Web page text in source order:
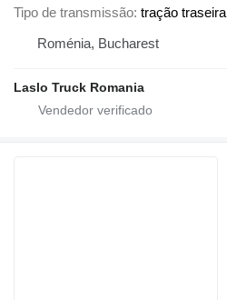
Tipo de transmissão tração traseira
Roménia, Bucharest
Laslo Truck Romania